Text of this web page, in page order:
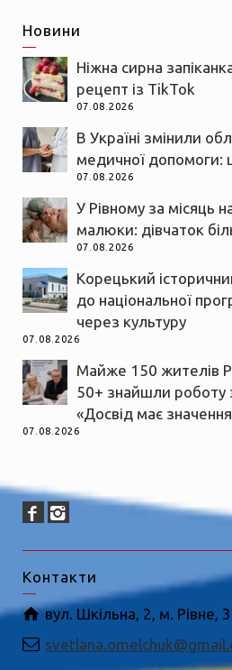
Новини
Ніжна сирна
рецепт із TikTok
07.08.2026
В Україні змінили
медичної допомоги:
07.08.2026
У Рівному за місяць
малюки: дівчаток
07.08.2026
Корецький
до національної
через культуру
07.08.2026
Майже 150 жителів
50+ знайшли роботу
«Досвід має
07.08.2026
Контакти
вул. Шкільна, 2, м. Рівне,